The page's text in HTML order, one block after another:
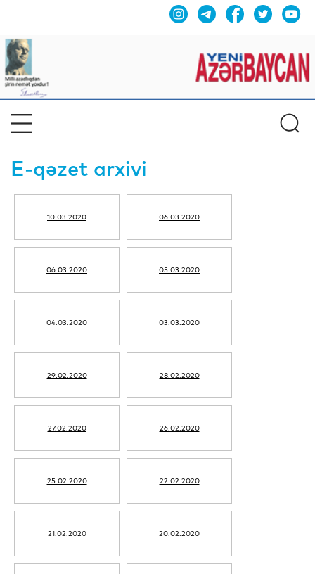
E-qəzet arxivi
10.03.2020 06.03.2020
06.03.2020 05.03.2020
04.03.2020 03.03.2020
29.02.2020 28.02.2020
27.02.2020 26.02.2020
25.02.2020 22.02.2020
21.02.2020 20.02.2020